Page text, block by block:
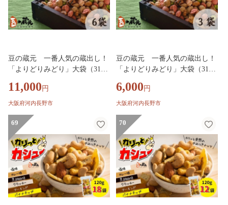
豆の蔵元 一番人気の蔵出し！
「よりどりみどり」大袋（310
せんべい 進物 お菓子 大容量 お
豆 人気 おいしい おつまみ あら
無料
11,000 円
大阪府河内長野市
豆の蔵元 一番人気の蔵出し！
「よりどりみどり」大袋（310
せんべい 進物 お菓子 大容量 お
豆 人気 おいしい おつまみ あら
無料
6,000 円
大阪府河内長野市
69 70